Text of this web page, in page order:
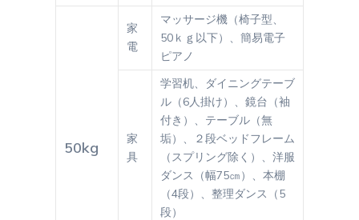
50kg
家
電
マッサージ機（椅子型、
50ｋｇ以下）、簡易電子
ピアノ
家
具
学習机、ダイニングテーブ
ル（6人掛け）、鏡台（袖
付き）、テーブル（無
垢）、２段ベッドフレーム
（スプリング除く）、洋服
ダンス（幅75㎝）、本棚
（4段）、整理ダンス（5
段）